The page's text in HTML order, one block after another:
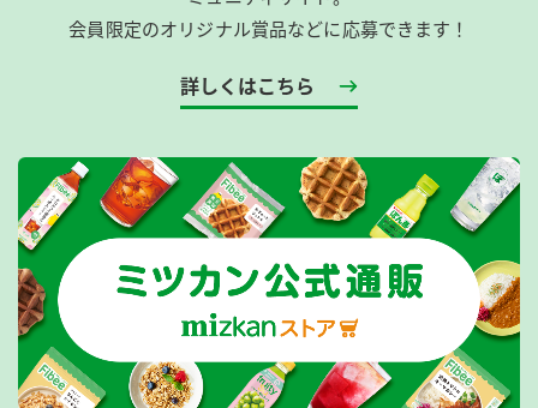
会員限定のオリジナル賞品などに応募できます！
詳しくはこちら